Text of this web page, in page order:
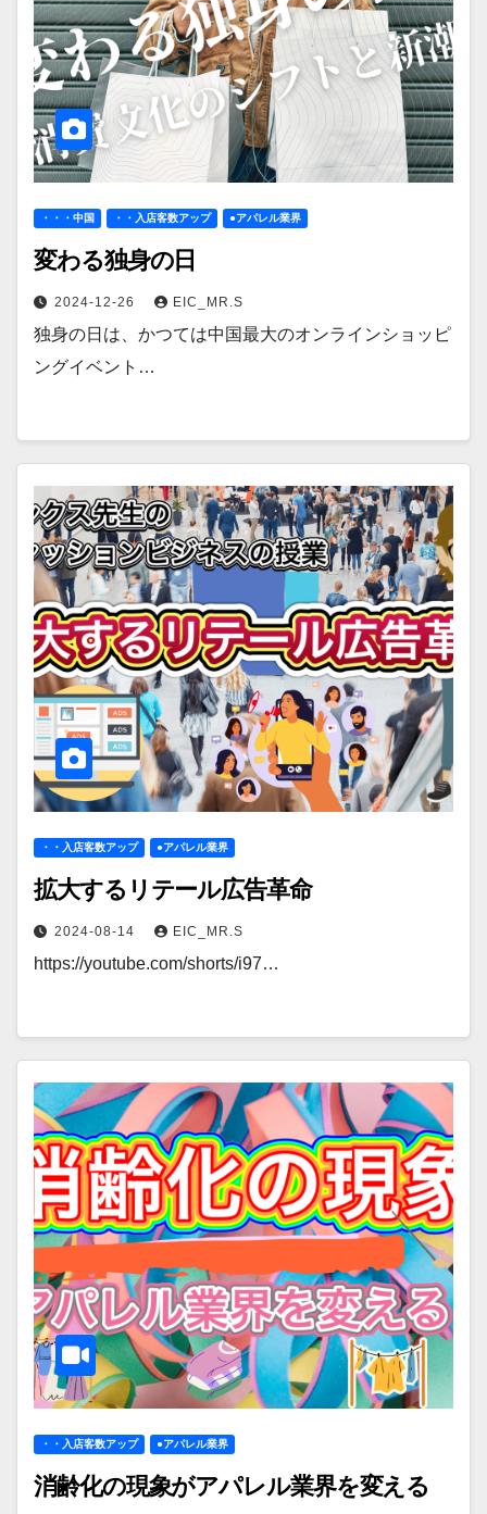
・・・中国 ・・入店客数アップ ●アパレル業界
変わる独身の日
2024-12-26 EIC_MR.S
独身の日は、かつては中国最大のオンラインショッピ
ングイベント…
・・入店客数アップ ●アパレル業界
拡大するリテール広告革命
2024-08-14 EIC_MR.S
https://youtube.com/shorts/i97…
・・入店客数アップ ●アパレル業界
消齢化の現象がアパレル業界を変える